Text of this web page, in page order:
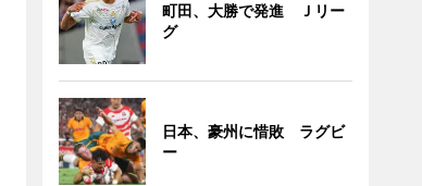
町田、大勝で発進 Ｊリー
グ
日本、豪州に惜敗 ラグビ
ー